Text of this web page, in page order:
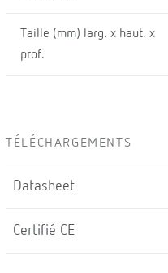
Taille (mm) larg. x haut. x
prof.
TÉLÉCHARGEMENTS
Datasheet
Certifié CE